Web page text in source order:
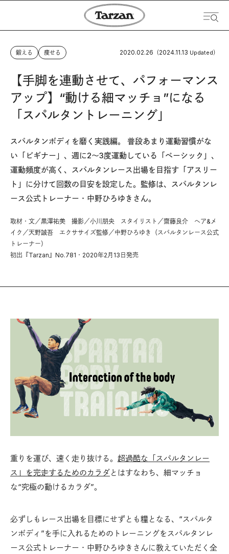
鍛える 痩せる 2020.02.26 （2024.11.13 Updated）
【手脚を連動させて、パフォーマンス
アップ】“動ける細マッチョ”になる
「スパルタントレーニング」
スパルタンボディを磨く実践編。 普段あまり運動習慣がな
い「ビギナー」、週に2～3度運動している「ベーシック」、
運動頻度が高く、スパルタンレース出場を目指す「アスリー
ト」に分けて回数の目安を設定した。監修は、スパルタンレ
ース公式トレーナー・中野ひろゆきさん。
取材・文／黒澤祐美 撮影／小川朋央 スタイリスト／齋藤良介 ヘア&メ
イク／天野誠吾 エクササイズ監修／中野ひろゆき（スパルタンレース公式
トレーナー）
初出『Tarzan』No.781・2020年2月13日発売
重りを運び、速く走り抜ける。 超過酷な「スパルタンレー
ス」を完走するためのカラダとはすなわち、細マッチョ
な“究極の動けるカラダ”。
必ずしもレース出場を目標にせずとも糧となる、“スパルタ
ンボディ”を手に入れるためのトレーニングをスパルタンレ
ース公式トレーナー・中野ひろゆきさんに教えていただく全